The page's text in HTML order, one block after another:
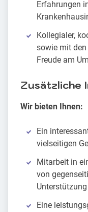
Erfahrungen
Kollegialer,
sowie mit
Freude am
Zusätzliche
Wir bieten Ihnen:
Ein
vielseitigen
Mitarbeit in
von
Unterstützung
Eine